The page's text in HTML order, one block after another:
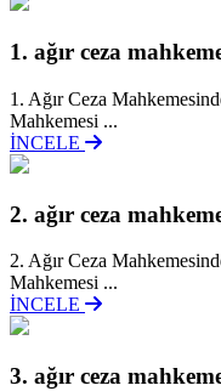
1. ağır ceza
1. Ağır Ceza
Mahkemesi ...
İNCELE
2. ağır ceza
2. Ağır Ceza
Mahkemesi ...
İNCELE
3. ağır ceza